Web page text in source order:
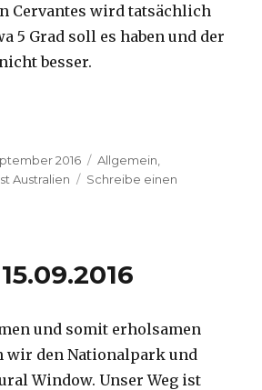
Cervantes wird tatsächlich
5 Grad soll es haben und der
besser.
2016 Kategorien
Allgemein
Australien
Schreibe einen
und somit erholsamen
wir den Nationalpark und
Window. Unser Weg ist